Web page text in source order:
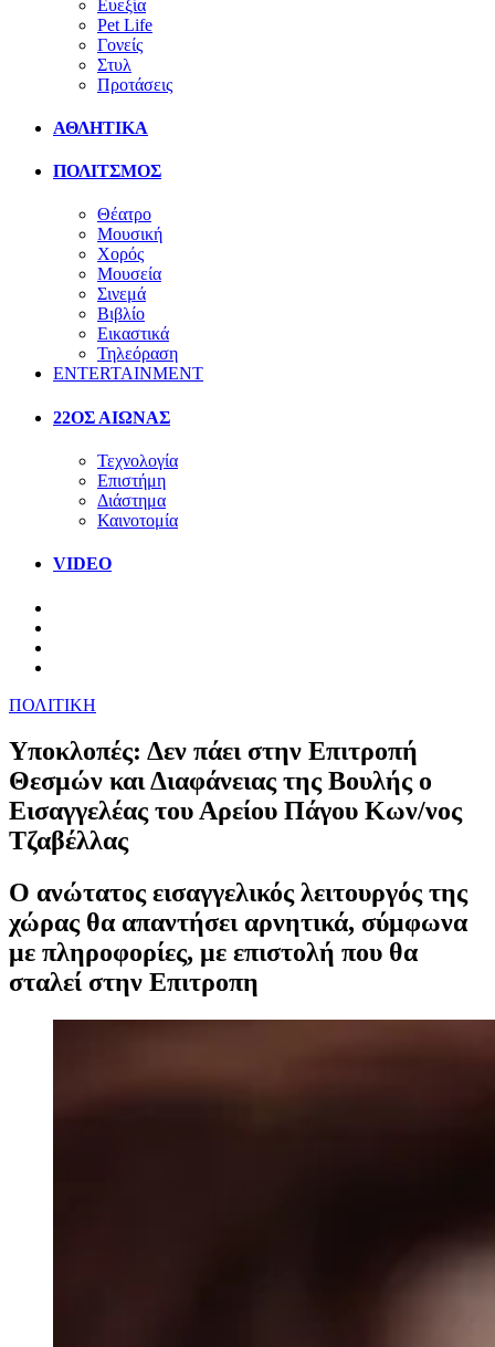
Ευεξία
Pet Life
Γονείς
Στυλ
Προτάσεις
ΑΘΛΗΤΙΚΑ
ΠΟΛΙΤΣΜΟΣ
Θέατρο
Μουσική
Χορός
Μουσεία
Σινεμά
Βιβλίο
Εικαστικά
Τηλεόραση
ENTERTAINMENT
22ΟΣ ΑΙΩΝΑΣ
Τεχνολογία
Επιστήμη
Διάστημα
Καινοτομία
VIDEO
ΠΟΛΙΤΙΚΗ
Υποκλοπές: Δεν πάει στην Επιτροπή
Θεσμών και Διαφάνειας της Βουλής ο
Εισαγγελέας του Αρείου Πάγου Κων/νος
Τζαβέλλας
Ο ανώτατος εισαγγελικός λειτουργός της
χώρας θα απαντήσει αρνητικά, σύμφωνα
με πληροφορίες, με επιστολή που θα
σταλεί στην Επιτροπη